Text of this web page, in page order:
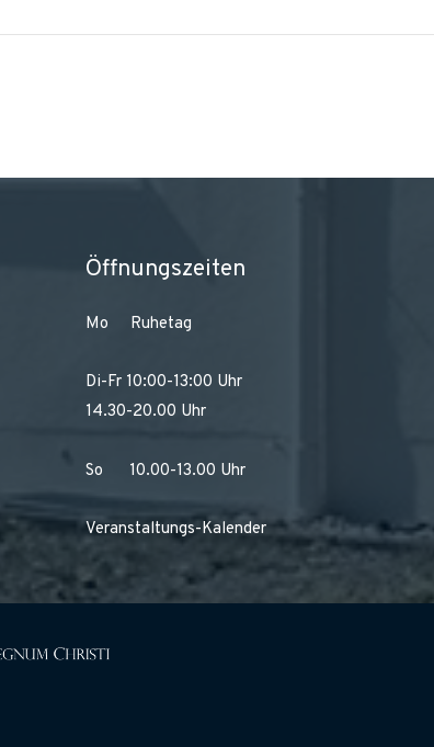
Öffnungszeiten
Mo Ruhetag
Di-Fr 10:00-13:00 Uhr
14.30-20.00 Uhr
So 10.00-13.00 Uhr
Veranstaltungs-Kalender